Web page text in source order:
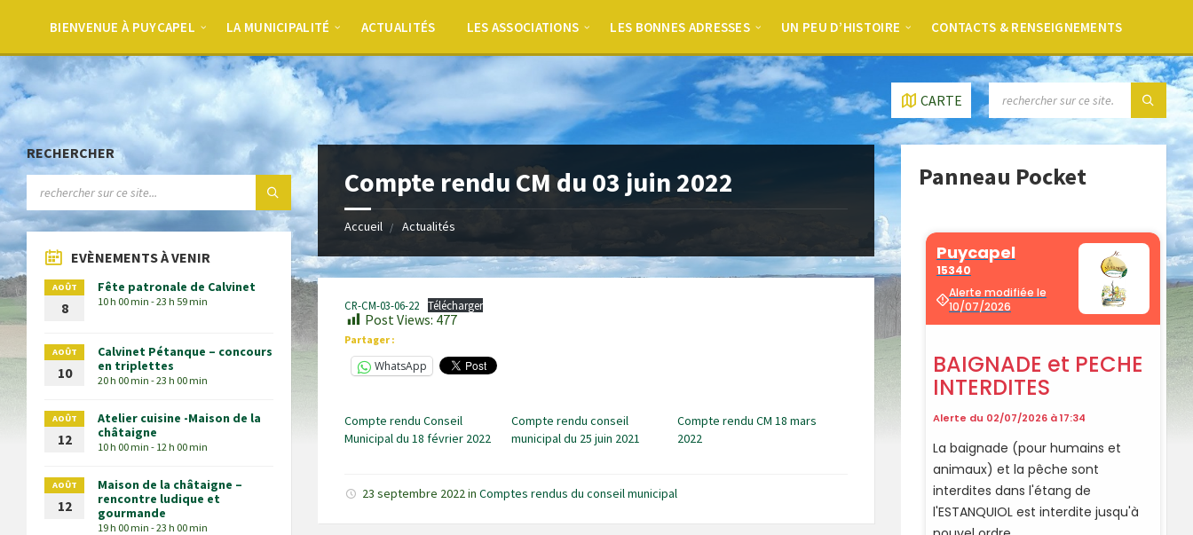
BIENVENUE À PUYCAPEL LA MUNICIPALITÉ ACTUALITÉS LES ASSOCIATIONS LES BONNES ADRESSES UN PEU D’HISTOIRE CONTACTS & RENSEIGNEMENTS
CARTE
Compte rendu CM du 03 juin 2022
Accueil Actualités
CR-CM-03-06-22 Télécharger
Post Views: 477
Partager :
WhatsApp
Compte rendu Conseil
Municipal du 18 février 2022
Compte rendu conseil
municipal du 25 juin 2021
Compte rendu CM 18 mars
2022
23 septembre 2022inComptes rendus du conseil municipal
RECHERCHER
EVÈNEMENTS À VENIR
AOÛT
8
Fête patronale de Calvinet
10 h 00 min - 23 h 59 min
AOÛT
10
Calvinet Pétanque – concours
en triplettes
20 h 00 min - 23 h 00 min
AOÛT
12
Atelier cuisine -Maison de la
châtaigne
10 h 00 min - 12 h 00 min
AOÛT
12
Maison de la châtaigne –
rencontre ludique et
gourmande
19 h 00 min - 23 h 00 min
Panneau Pocket